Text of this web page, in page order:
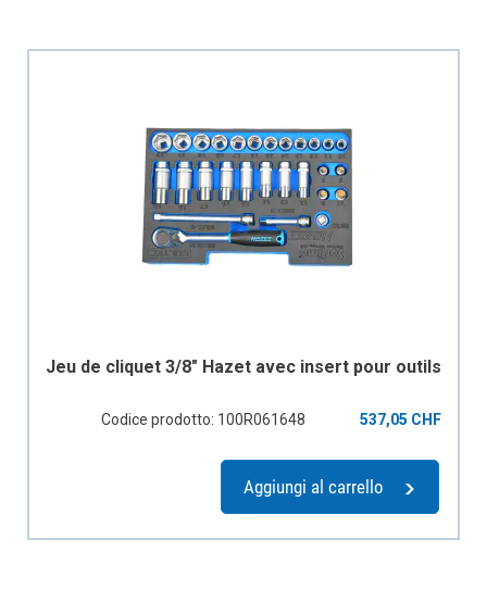
Jeu de cliquet 3/8" Hazet avec insert pour outils
Codice prodotto: 100R061648 537,05 CHF
Aggiungi al carrello